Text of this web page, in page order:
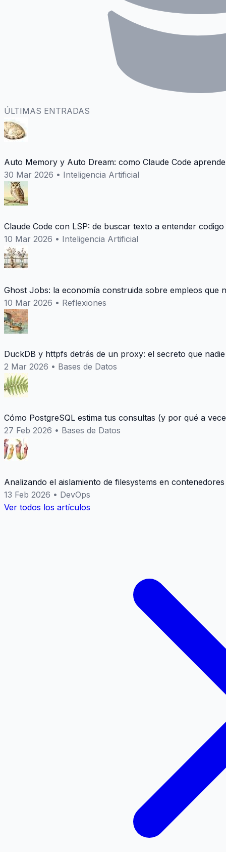
ÚLTIMAS ENTRADAS
Auto Memory y Auto Dream: como Claude Code
30 Mar 2026 • Inteligencia Artificial
Claude Code con LSP: de buscar texto a entender codigo
10 Mar 2026 • Inteligencia Artificial
Ghost Jobs: la economía construida sobre empleos que
10 Mar 2026 • Reflexiones
DuckDB y httpfs detrás de un proxy: el secreto que
2 Mar 2026 • Bases de Datos
Cómo PostgreSQL estima tus consultas (y por qué a
27 Feb 2026 • Bases de Datos
Analizando el aislamiento de filesystems en
13 Feb 2026 • DevOps
Ver todos los artículos